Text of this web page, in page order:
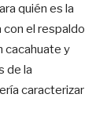
quién es la
con el respaldo
cacahuate y
de la
caracterizar